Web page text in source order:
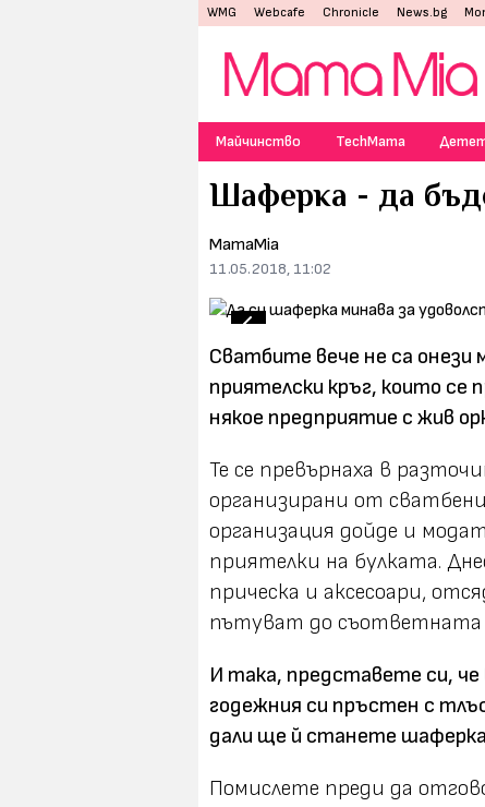
WMG Webcafe Chronicle News.bg
Майчинство TechMama
Шаферка - да
MamaMia
11.05.2018, 11:02
Сватбите вече не са онези
приятелски кръг, които
някое предприятие с жив
Те се превърнаха в
организирани от
организация дойде и
приятелки на булката.
прическа и аксесоари,
пътуват до съответната
И така, представете си,
годежния си пръстен с
дали ще й станете
Помислете преди да